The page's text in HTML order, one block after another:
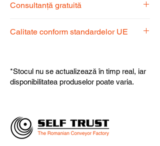
Consultanță gratuită
dispoziție pentru a alege produsul
Calitate conform standardelor UE
fiabilitate și performanță superioară.
*Stocul nu se actualizează în timp real, iar
disponibilitatea produselor poate varia.